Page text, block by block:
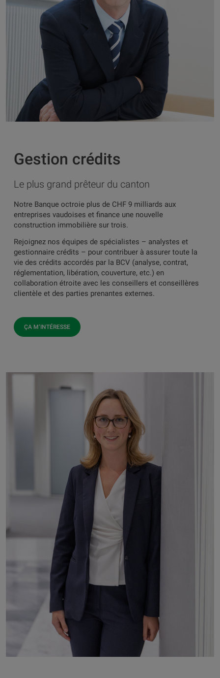
Gestion crédits
Le plus grand prêteur du canton
Notre Banque octroie plus de CHF 9 milliards aux
entreprises vaudoises et finance une nouvelle
construction immobilière sur trois.
Rejoignez nos équipes de spécialistes – analystes et
gestionnaire crédits – pour contribuer à assurer toute la
vie des crédits accordés par la BCV (analyse, contrat,
réglementation, libération, couverture, etc.) en
collaboration étroite avec les conseillers et conseillères
clientèle et des parties prenantes externes.
ÇA M’INTÉRESSE